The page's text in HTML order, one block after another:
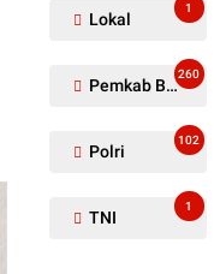
Lokal
1
Pemkab Barito Utara
260
Polri
102
TNI
1